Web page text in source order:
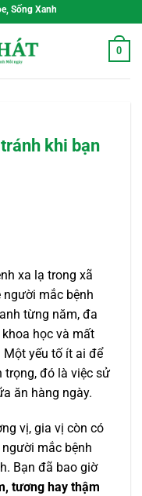
Mỗi Ngày
0
khi bạn
xa lạ trong xã
người mắc bệnh
từng năm, đa
học và mất
Một yếu tố ít ai để
đó là việc sử
ăn hàng ngày.
vị, gia vị còn có
mắc bệnh
Bạn đã bao giờ
tương hay thậm